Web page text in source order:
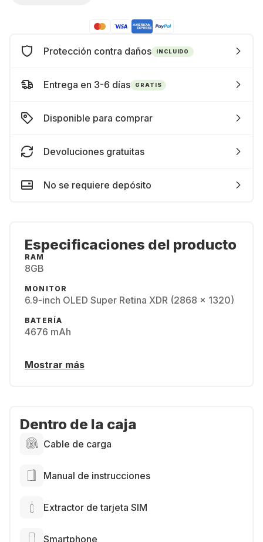
Protección contra daños INCLUIDO
Entrega en 3-6 días GRATIS
Disponible para comprar
Devoluciones gratuitas
No se requiere depósito
Especificaciones del producto
RAM
8GB
MONITOR
6.9-inch OLED Super Retina XDR (2868 x 1320)
BATERÍA
4676 mAh
Mostrar más
Dentro de la caja
Cable de carga
Manual de instrucciones
Extractor de tarjeta SIM
Smartphone